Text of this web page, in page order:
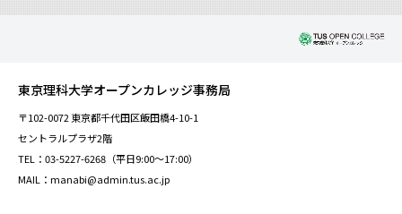
東京理科大学オープンカレッジ事務局
〒102-0072 東京都千代田区飯田橋4-10-1
セントラルプラザ2階
TEL：03-5227-6268（平日9:00～17:00）
MAIL：manabi@admin.tus.ac.jp